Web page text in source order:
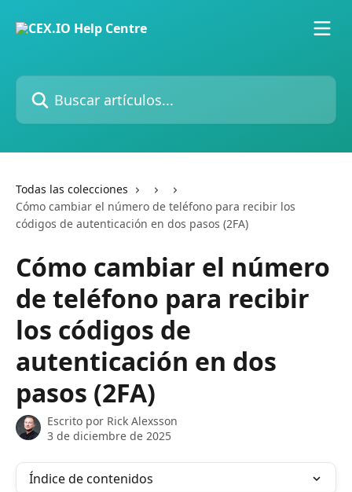
Buscar artículos...
Todas las colecciones
Cómo cambiar el número de teléfono para recibir los
códigos de autenticación en dos pasos (2FA)
Cómo cambiar el número
de teléfono para recibir
los códigos de
autenticación en dos
pasos (2FA)
Escrito por Rick Alexsson
3 de diciembre de 2025
Índice de contenidos